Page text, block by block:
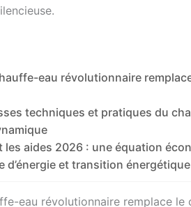
eau révolutionnaire
techniques et pratiques du
les aides 2026 : une équation
d’énergie et transition
eau révolutionnaire remplace le